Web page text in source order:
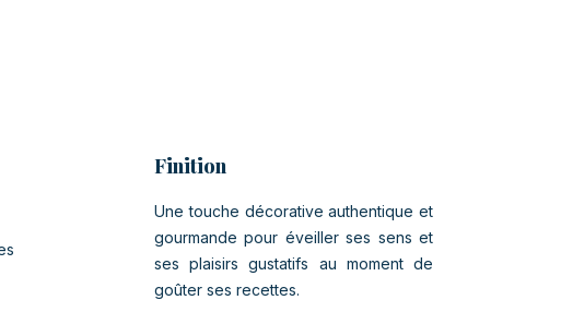
Finition
Une touche décorative authentique et
gourmande pour éveiller ses sens et
ses plaisirs gustatifs au moment de
goûter ses recettes.